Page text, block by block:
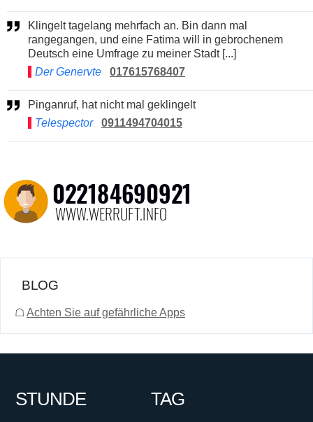
Klingelt tagelang mehrfach an. Bin dann mal
rangegangen, und eine Fatima will in gebrochenem
Deutsch eine Umfrage zu meiner Stadt [...]
Der Genervte
017615768407
Pinganruf, hat nicht mal geklingelt
Telespector
0911494704015
BLOG
☖ Achten Sie auf gefährliche Apps
STUNDE TAG